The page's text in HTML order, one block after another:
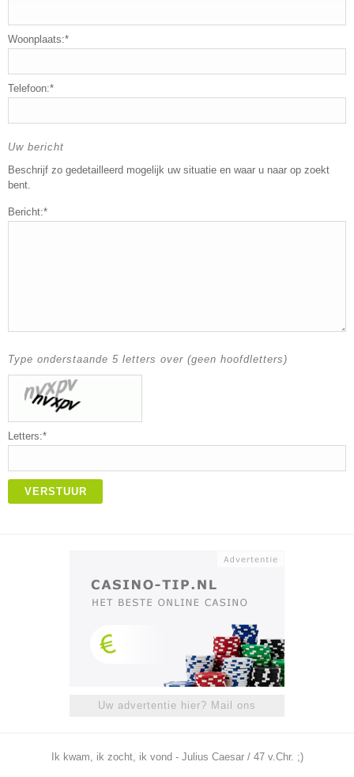
Woonplaats:*
Telefoon:*
Uw bericht
Beschrijf zo gedetailleerd mogelijk uw situatie en waar u naar op zoekt
bent.
Bericht:*
Type onderstaande 5 letters over (geen hoofdletters)
Letters:*
VERSTUUR
Uw advertentie hier? Mail ons
Ik kwam, ik zocht, ik vond - Julius Caesar / 47 v.Chr. ;)